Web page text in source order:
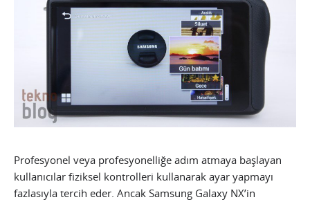
Profesyonel veya profesyonelliğe adım atmaya başlayan
kullanıcılar fiziksel kontrolleri kullanarak ayar yapmayı
fazlasıyla tercih eder. Ancak Samsung Galaxy NX’in